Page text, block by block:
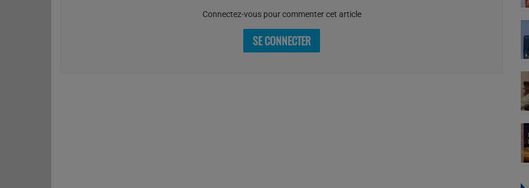
Connectez-vous pour commenter cet article
SE CONNECTER